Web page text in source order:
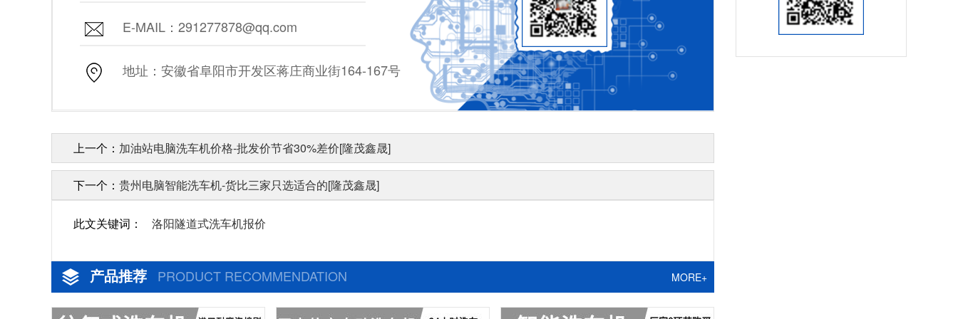
E-MAIL：291277878@qq.com
地址：安徽省阜阳市开发区蒋庄商业街164-167号
上一个： 加油站电脑洗车机价格-批发价节省30%差价[隆茂鑫晟]
下一个： 贵州电脑智能洗车机-货比三家只选适合的[隆茂鑫晟]
此文关键词： 洛阳隧道式洗车机报价
产品推荐 PRODUCT RECOMMENDATION MORE+